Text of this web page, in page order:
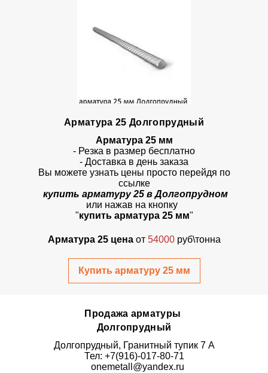
Арматура 25 Долгопрудный
Арматура 25 мм
- Резка в размер бесплатно
- Доставка в день заказа
Вы можете узнать цены просто перейдя по
ссылке
купить арматуру 25 в Долгопрудном
или нажав на кнопку
"купить арматура 25 мм"
Арматура 25 цена от 54000 руб\тонна
Купить арматуру 25 мм
Продажа арматуры
Долгопрудный
Долгопрудный, Гранитный тупик 7 А
Тел: +7(916)-017-80-71
onemetall@yandex.ru